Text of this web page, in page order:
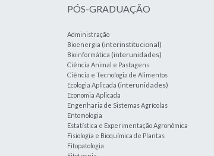
PÓS-GRADUAÇÃO
Administração
Bioenergia (interinstitucional)
Bioinformática (interunidades)
Ciência Animal e Pastagens
Ciência e Tecnologia de Alimentos
Ecologia Aplicada (interunidades)
Economia Aplicada
Engenharia de Sistemas Agrícolas
Entomologia
Estatística e Experimentação Agronômica
Fisiologia e Bioquímica de Plantas
Fitopatologia